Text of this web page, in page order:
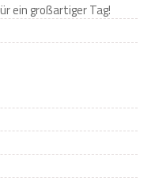
ein großartiger Tag!